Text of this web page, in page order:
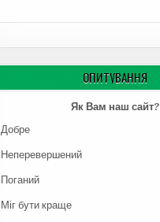
ОПИТУВАННЯ
Як Вам наш сайт?
Добре
Неперевершений
Поганий
Міг бути краще